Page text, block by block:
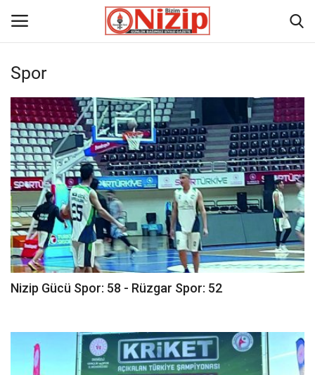
Ana
GÜNDEM
Gazete
Asayiş
Ulusalhaber
Siyaset
Spor
Spor
Nizip Gücü Spor: 58 - Rüzgar Spor: 52